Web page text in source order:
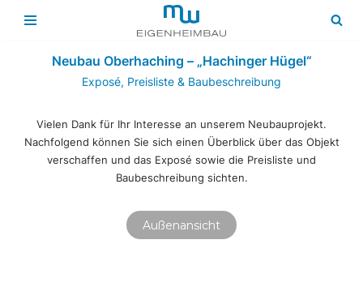
Neubau Oberhaching – „Hachinger Hügel“
Exposé, Preisliste & Baubeschreibung
Vielen Dank für Ihr Interesse an unserem Neubauprojekt.
Nachfolgend können Sie sich einen Überblick über das Objekt
verschaffen und das Exposé sowie die Preisliste und
Baubeschreibung sichten.
Außenansicht